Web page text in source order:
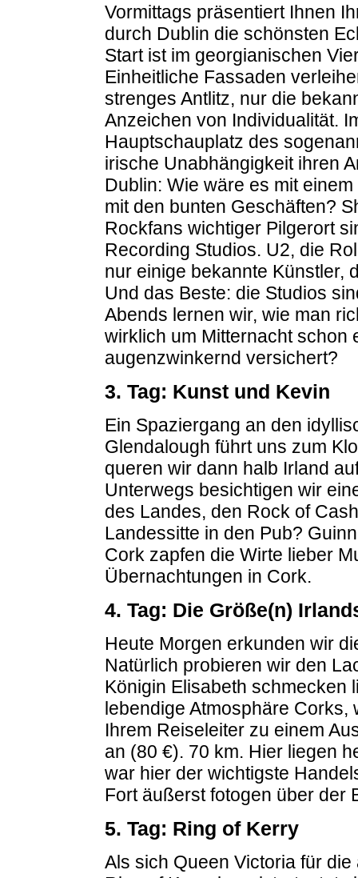
Vormittags präsentiert Ihnen
durch Dublin die schönsten
Start ist im georgianischen
Einheitliche Fassaden
strenges Antlitz, nur die
Anzeichen von Individualität.
Hauptschauplatz des
irische Unabhängigkeit ihren
Dublin: Wie wäre es mit
mit den bunten Geschäften?
Rockfans wichtiger Pilgerort
Recording Studios. U2, die
nur einige bekannte Künstler,
Und das Beste: die Studios
Abends lernen wir, wie man
wirklich um Mitternacht schon
augenzwinkernd versichert?
3. Tag: Kunst und Kevin
Ein Spaziergang an den
Glendalough führt uns zum
queren wir dann halb Irland
Unterwegs besichtigen wir
des Landes, den Rock of
Landessitte in den Pub?
Cork zapfen die Wirte lieber
Übernachtungen in Cork.
4. Tag: Die Größe(n)
Heute Morgen erkunden wir
Natürlich probieren wir den
Königin Elisabeth schmecken
lebendige Atmosphäre
Ihrem Reiseleiter zu einem
an (80 €). 70 km. Hier liegen
war hier der wichtigste
Fort äußerst fotogen über der
5. Tag: Ring of Kerry
Als sich Queen Victoria für